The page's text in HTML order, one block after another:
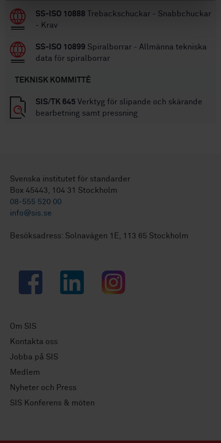
SS-ISO 10888 Trebackschuckar - Snabbchuckar
- Krav
SS-ISO 10899 Spiralborrar - Allmänna tekniska
data för spiralborrar
TEKNISK KOMMITTÉ
SIS/TK 645 Verktyg för slipande och skärande
bearbetning samt pressning
Svenska institutet för standarder
Box 45443, 104 31 Stockholm
08-555 520 00
info@sis.se
Besöksadress: Solnavägen 1E, 113 65 Stockholm
Facebook LinkedIn Instagram
Om SIS
Kontakta oss
Jobba på SIS
Medlem
Nyheter och Press
SIS Konferens & möten